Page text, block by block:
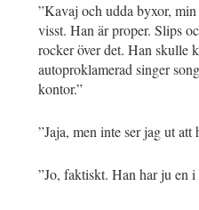
”Kavaj och udda byxor,
visst. Han är proper. Slips
rocker över det. Han skulle
autoproklamerad singer
kontor.”
”Jaja, men inte ser jag ut att
”Jo, faktiskt. Han har ju en i